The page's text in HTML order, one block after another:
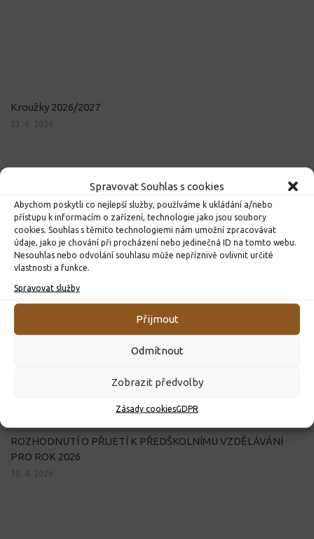
Spravovat Souhlas s cookies
Abychom poskytli co nejlepší služby, používáme k ukládání a/nebo
přístupu k informacím o zařízení, technologie jako jsou soubory
cookies. Souhlas s těmito technologiemi nám umožní zpracovávat
údaje, jako je chování při procházení nebo jedinečná ID na tomto webu.
Nesouhlas nebo odvolání souhlasu může nepříznivě ovlivnit určité
vlastnosti a funkce.
Spravovat služby
Přijmout
Odmítnout
Zobrazit předvolby
Zásady cookiesGDPR
Kroužky 2026/2027
23. 6. 2026
ROZHODNUTÍ O PŘIJETÍ K PŘEDŠKOLNÍMU VZDĚLÁVÁNÍ
PRO ROK 2026
10. 4. 2026